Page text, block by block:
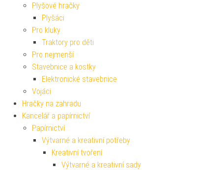
Plyšové hračky
Plyšáci
Pro kluky
Traktory pro děti
Pro nejmenší
Stavebnice a kostky
Elektronické stavebnice
Vojáci
Hračky na zahradu
Kancelář a papírnictví
Papírnictví
Výtvarné a kreativní potřeby
Kreativní tvoření
Výtvarné a kreativní sady